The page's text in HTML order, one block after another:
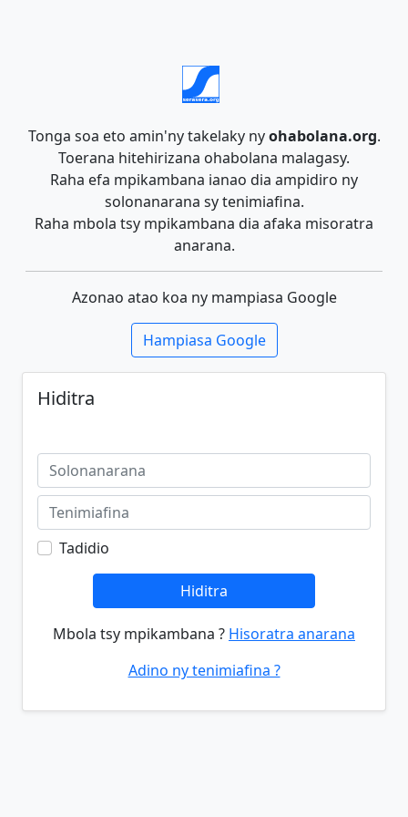
Tonga soa eto amin'ny takelaky nyohabolana.org.
Toerana hitehirizana ohabolana malagasy.
Raha efa mpikambana ianao dia ampidiro ny
solonanarana sy tenimiafina.
Raha mbola tsy mpikambana dia afaka misoratra
anarana.
Azonao atao koa ny mampiasa Google
Hampiasa Google
Hiditra
Tadidio
Hiditra
Mbola tsy mpikambana ? Hisoratra anarana
Adino ny tenimiafina ?